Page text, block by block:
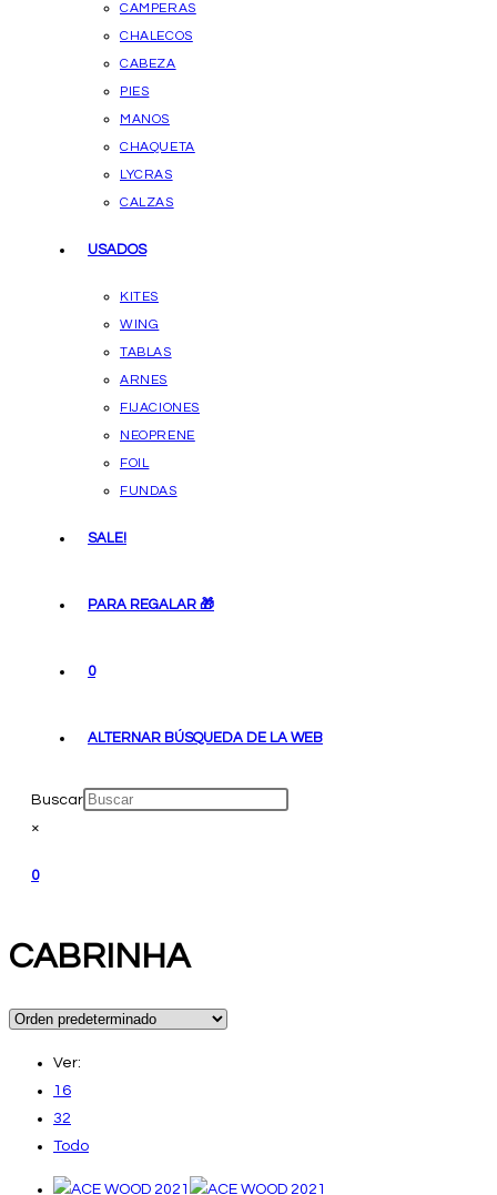
CAMPERAS
CHALECOS
CABEZA
PIES
MANOS
CHAQUETA
LYCRAS
CALZAS
USADOS
KITES
WING
TABLAS
ARNES
FIJACIONES
NEOPRENE
FOIL
FUNDAS
SALE!
PARA REGALAR 🎁
0
ALTERNAR BÚSQUEDA DE LA WEB
Buscar
×
0
CABRINHA
Ver:
16
32
Todo